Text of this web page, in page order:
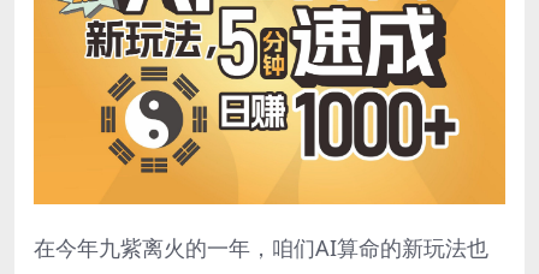
在今年九紫离火的一年，咱们AI算命的新玩法也